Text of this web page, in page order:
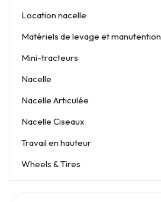
Location nacelle
Matériels de levage et manutention
Mini-tracteurs
Nacelle
Nacelle Articulée
Nacelle Ciseaux
Travail en hauteur
Wheels & Tires